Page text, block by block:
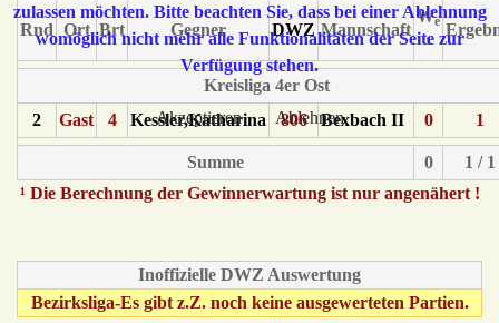
Rnd Ort Brt Gegner DWZ Mannschaft
We
¹
Kreisliga 4er Ost
2
Gast 4 Kessler,Katharina 806 Bexbach II 0 1
Summe 0
1 / 1
¹ Die Berechnung der Gewinnerwartung ist nur angenähert !
Inoffizielle DWZ Auswertung
Bezirksliga-Es gibt z.Z. noch keine ausgewerteten Partien.
zulassen möchten. Bitte beachten Sie, dass bei einer Ablehnung
womöglich nicht mehr alle Funktionalitäten der Seite zur
Verfügung stehen.
Akzeptieren Ablehnen